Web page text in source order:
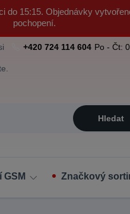
15:15. Objednávky
pochopení.
Hledat
+420 724 114 604 Po - Čt:
Značkový